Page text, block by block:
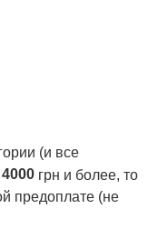
(и все
4000 грн и более, то
предоплате (не